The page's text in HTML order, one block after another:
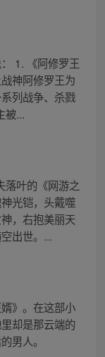
1. 《阿修罗王
神阿修罗王为
列战争、杀戮
被...
落叶的《网游之
光铠，头戴噬
，右抱美丽天
出世。...
》。在这部小
却是那云端的
男人。